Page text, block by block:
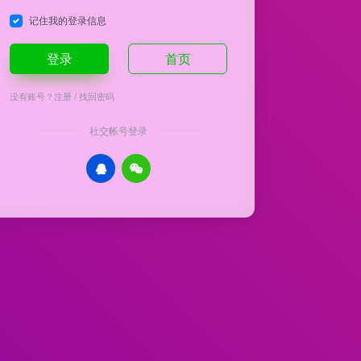
记住我的登录信息
登录 首页
没有账号？注册/找回密码
社交帐号登录